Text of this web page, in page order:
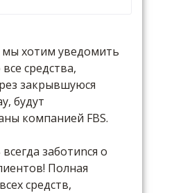
мы хотим уведомить
средства,
закрывшуюся
будут
компанией FBS.
заботиnся о
Полная
средств,